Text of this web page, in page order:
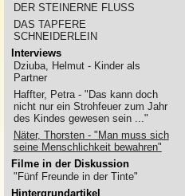
DER STEINERNE FLUSS
DAS TAPFERE
SCHNEIDERLEIN
Interviews
Dziuba, Helmut - Kinder als
Partner
Haffter, Petra - "Das kann doch
nicht nur ein Strohfeuer zum Jahr
des Kindes gewesen sein ..."
Näter, Thorsten - "Man muss sich
seine Menschlichkeit bewahren"
Filme in der Diskussion
"Fünf Freunde in der Tinte"
Hintergrundartikel